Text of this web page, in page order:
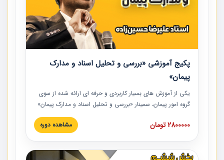
پکیج آموزشی «بررسی و تحلیل اسناد و مدارک
پیمان»
یکی از آموزش‏‏‏‏‏‏ های بسیار کاربردی و حرفه‏ ای ارائه شده از سوی
گروه امور پیمان، سمینار «بررسی و تحلیل اسناد و مدارک پیمان»
است که در دانشگاه صنعتی شریف ارائه شد. در این آموزش
نکات کلیدی مربوط به اسناد و مدارک پیمان، اولویت بندی اسناد
پیمان به همراه تجربیات عملی در این خصوص ارائه شده است.
2800000 تومان مشاهده دوره